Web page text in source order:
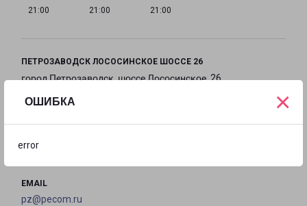
ОШИБКА
error
×
21:00
21:00
21:00
ПЕТРОЗАВОДСК ЛОСОСИНСКОЕ ШОССЕ 26
город Петрозаводск, шоссе Лососинское, 26
на карте
EMAIL
pz@pecom.ru